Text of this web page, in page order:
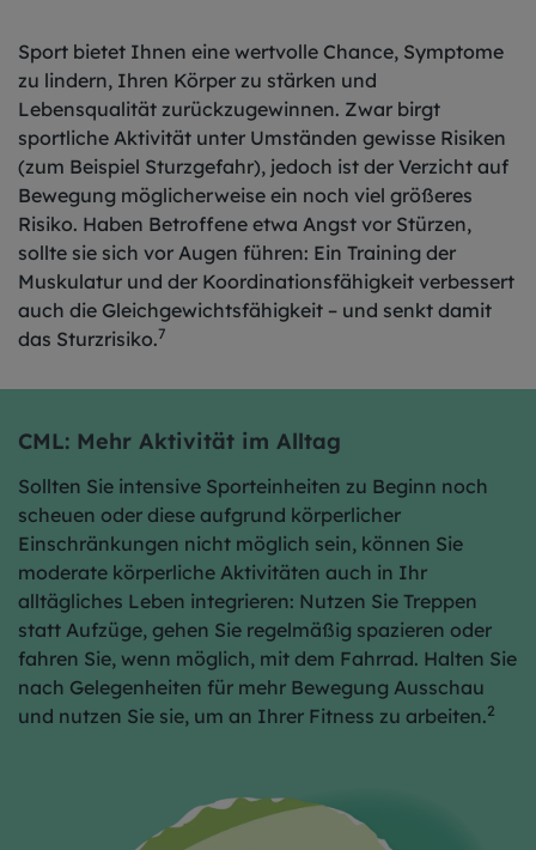
Sport bietet Ihnen eine wertvolle Chance, Symptome
zu lindern, Ihren Körper zu stärken und
Lebensqualität zurückzugewinnen. Zwar birgt
sportliche Aktivität unter Umständen gewisse Risiken
(zum Beispiel Sturzgefahr), jedoch ist der Verzicht auf
Bewegung möglicherweise ein noch viel größeres
Risiko. Haben Betroffene etwa Angst vor Stürzen,
sollte sie sich vor Augen führen: Ein Training der
Muskulatur und der Koordinationsfähigkeit verbessert
auch die Gleichgewichtsfähigkeit – und senkt damit
das Sturzrisiko.7
CML: Mehr Aktivität im Alltag
Sollten Sie intensive Sporteinheiten zu Beginn noch
scheuen oder diese aufgrund körperlicher
Einschränkungen nicht möglich sein, können Sie
moderate körperliche Aktivitäten auch in Ihr
alltägliches Leben integrieren: Nutzen Sie Treppen
statt Aufzüge, gehen Sie regelmäßig spazieren oder
fahren Sie, wenn möglich, mit dem Fahrrad. Halten Sie
nach Gelegenheiten für mehr Bewegung Ausschau
und nutzen Sie sie, um an Ihrer Fitness zu arbeiten.2